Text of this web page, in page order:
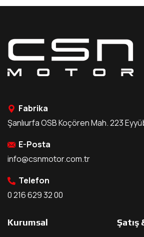
Fabrika
Şanlıurfa OSB Koçören Mah. 223
E-Posta
info@csnmotor.com.tr
Telefon
0 216 629 32 00
Kurumsal Şatış